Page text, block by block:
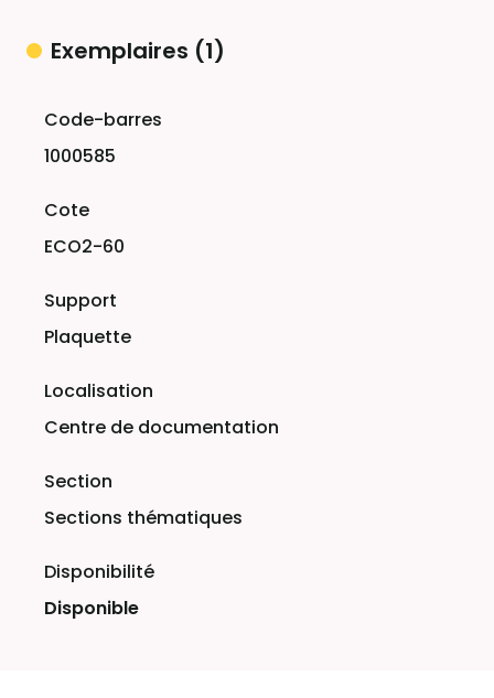
Exemplaires (1)
1000585
ECO2-60
Plaquette
Centre de documentation
Sections thématiques
Disponible